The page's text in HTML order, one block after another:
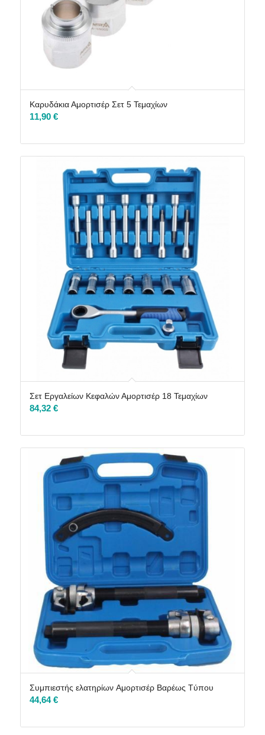
Καρυδάκια Αμορτισέρ Σετ 5 Τεμαχίων
11,90 €
Σετ Εργαλείων Κεφαλών Αμορτισέρ 18 Τεμαχίων
84,32 €
Συμπιεστής ελατηρίων Aμορτισέρ Bαρέως Tύπου
44,64€